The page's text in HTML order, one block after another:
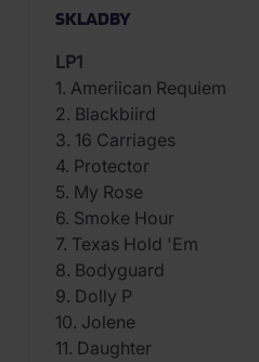
SKLADBY
LP1
1. Ameriican Requiem
2. Blackbiird
3. 16 Carriages
4. Protector
5. My Rose
6. Smoke Hour
7. Texas Hold 'Em
8. Bodyguard
9. Dolly P
10. Jolene
11. Daughter